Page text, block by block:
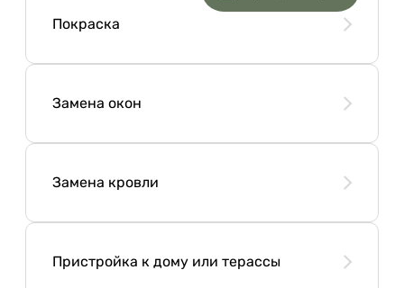
Покраска
Замена окон
Замена кровли
Пристройка к дому или терассы